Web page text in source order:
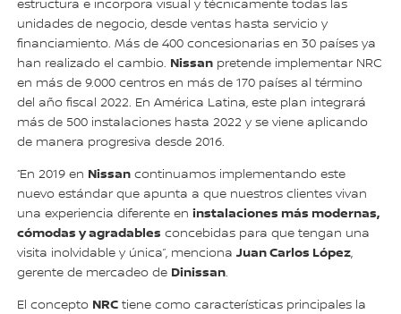
estructura e incorpora visual y técnicamente todas las
unidades de negocio, desde ventas hasta servicio y
financiamiento. Más de 400 concesionarias en 30 países ya
han realizado el cambio. Nissan pretende implementar NRC
en más de 9.000 centros en más de 170 países al término
del año fiscal 2022. En América Latina, este plan integrará
más de 500 instalaciones hasta 2022 y se viene aplicando
de manera progresiva desde 2016.
“En 2019 en Nissan continuamos implementando este
nuevo estándar que apunta a que nuestros clientes vivan
una experiencia diferente eninstalaciones más modernas,
cómodas y agradables concebidas para que tengan una
visita inolvidable y única”, mencionaJuan Carlos López,
gerente de mercadeo de Dinissan.
El concepto NRC tiene como características principales la